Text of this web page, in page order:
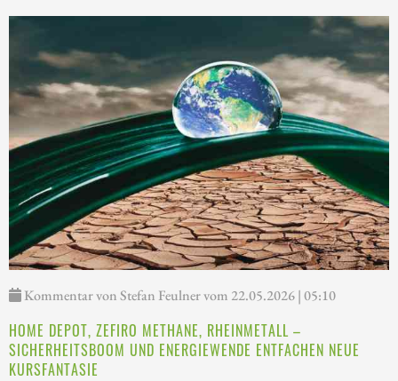
Kommentar von Stefan Feulner vom 22.05.2026 | 05:10
HOME DEPOT, ZEFIRO METHANE, RHEINMETALL –
SICHERHEITSBOOM UND ENERGIEWENDE ENTFACHEN NEUE
KURSFANTASIE